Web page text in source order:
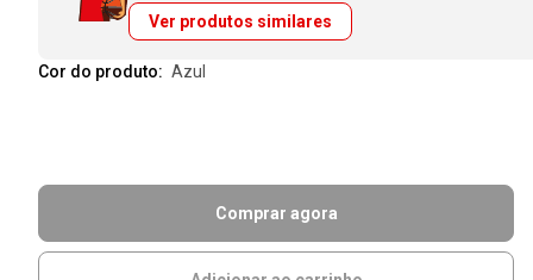
Ver produtos similares
Cor do produto: azul
Comprar agora